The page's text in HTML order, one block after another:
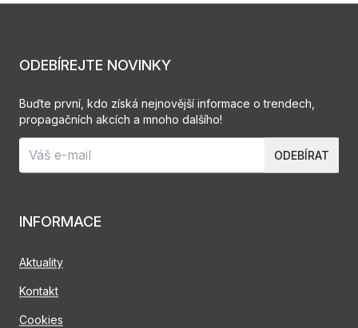
INFORMACE
Aktuality
Kontakt
Cookies
ODEBÍREJTE NOVINKY
Buďte první, kdo získá nejnovější informace o trendech,
propagačních akcích a mnoho dalšího!
ODEBÍRAT